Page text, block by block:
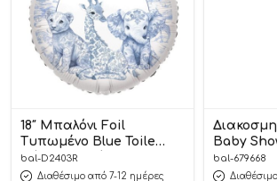
18″ Μπαλόνι Foil
Tυπωμένο Blue Toile
Ζώα Της Ζούγκλας
Στρογγυλό | D2403R
bal-D2403R
Διαθέσιμο από 7-12 ημέρες
Baby
cm |
bal-679668